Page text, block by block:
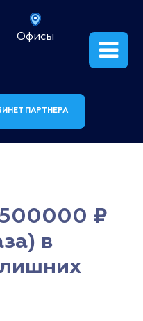
Офисы
ПАРТНЕРА
500000 ₽
в